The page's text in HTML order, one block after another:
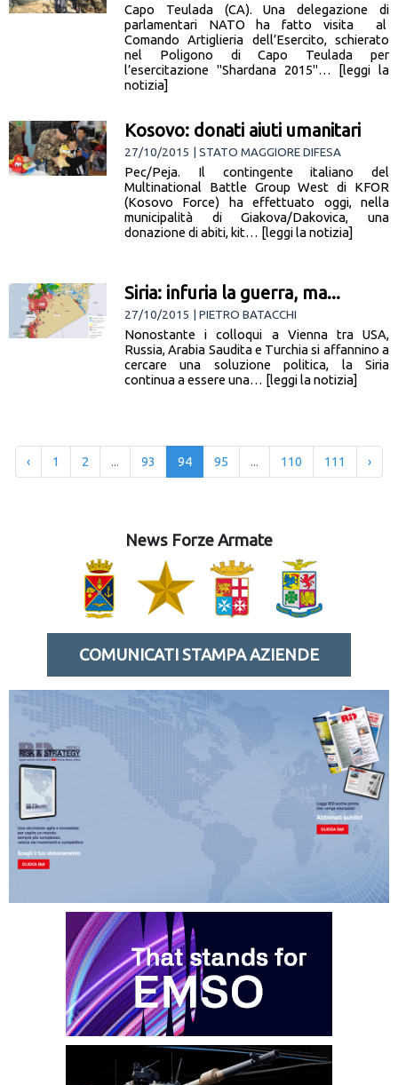
Capo Teulada (CA). Una delegazione di
parlamentari NATO ha fatto visita al
Comando Artiglieria dell’Esercito, schierato
nel Poligono di Capo Teulada per
l’esercitazione "Shardana 2015"… [leggi la
notizia]
Kosovo: donati aiuti umanitari
27/10/2015 | STATO MAGGIORE DIFESA
Pec/Peja. Il contingente italiano del
Multinational Battle Group West di KFOR
(Kosovo Force) ha effettuato oggi, nella
municipalità di Giakova/Dakovica, una
donazione di abiti, kit… [leggi la notizia]
Siria: infuria la guerra, ma...
27/10/2015 | PIETRO BATACCHI
Nonostante i colloqui a Vienna tra USA,
Russia, Arabia Saudita e Turchia si affannino a
cercare una soluzione politica, la Siria
continua a essere una… [leggi la notizia]
‹ 1 2 ... 93 94 95 ... 110 111 ›
News Forze Armate
COMUNICATI STAMPA AZIENDE